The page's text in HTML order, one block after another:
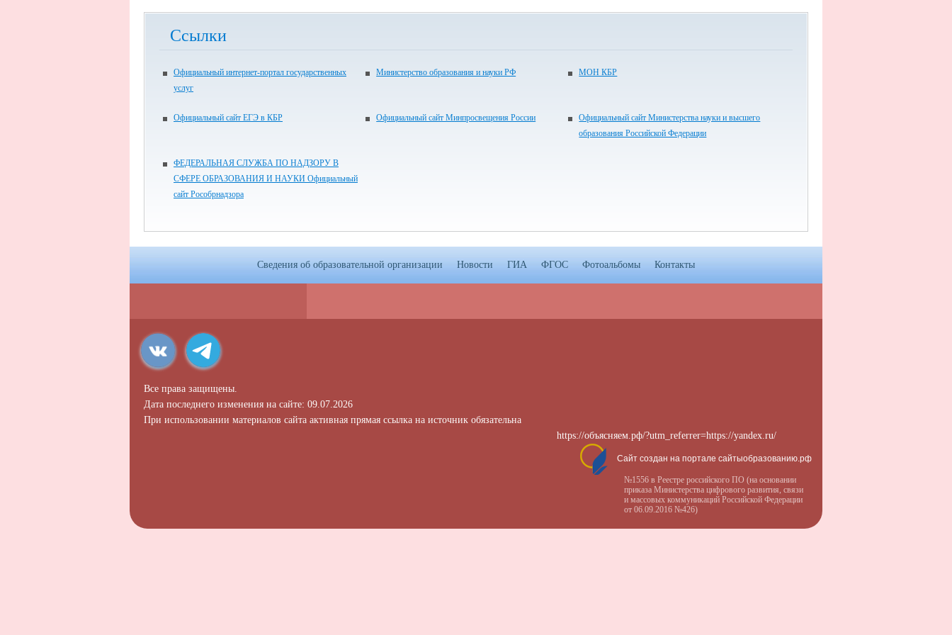
Ссылки
Официальный интернет-портал государственных
услуг
Министерство образования и науки РФ МОН КБР
Официальный сайт ЕГЭ в КБР Официальный сайт Минпросвещения России
Официальный сайт Министерства науки и высшего
образования Российской Федерации
ФЕДЕРАЛЬНАЯ СЛУЖБА ПО НАДЗОРУ В
СФЕРЕ ОБРАЗОВАНИЯ И НАУКИ Официальный
сайт Рособрнадзора
Сведения об образовательной организации Новости ГИА ФГОС Фотоальбомы Контакты
Все права защищены.
Дата последнего изменения на сайте: 09.07.2026
При использовании материалов сайта активная прямая ссылка на источник обязательна
https://объясняем.рф/?utm_referrer=https://yandex.ru/
Сайт создан на портале сайтыобразованию.рф
№1556 в Реестре российского ПО (на основании
приказа Министерства цифрового развития, связи
и массовых коммуникаций Российской Федерации
от 06.09.2016 №426)